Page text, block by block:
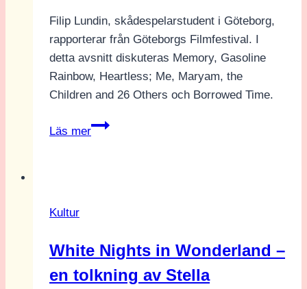
med
Film
Festival
Filip Lundin, skådespelarstudent i Göteborg,
rapporterar från Göteborgs Filmfestival. I
detta avsnitt diskuteras Memory, Gasoline
Rainbow, Heartless; Me, Maryam, the
Children and 26 Others och Borrowed Time.
Läs mer
50
Kultur
White Nights in Wonderland –
en tolkning av Stella